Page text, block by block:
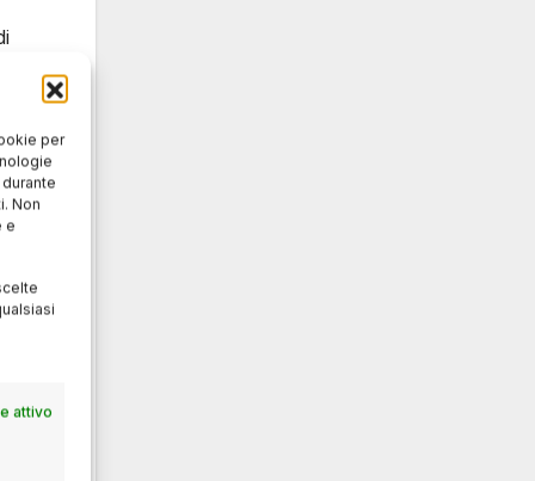
per
Non
e
attivo
La